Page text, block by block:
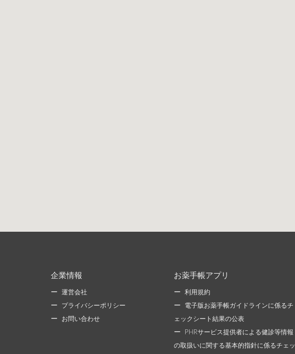
企業情報
運営会社
プライバシーポリシー
お問い合わせ
お薬手帳アプリ
利用規約
電子版お薬手帳ガイドラインに係るチ
ェックシート結果の公表
PHRサービス提供者による健診等情報
の取扱いに関する基本的指針に係るチェッ